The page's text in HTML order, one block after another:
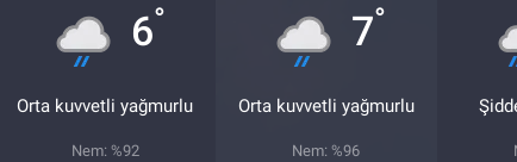
6°
Orta kuvvetli yağmurlu
Nem: %92
7°
Orta kuvvetli yağmurlu
Nem: %96